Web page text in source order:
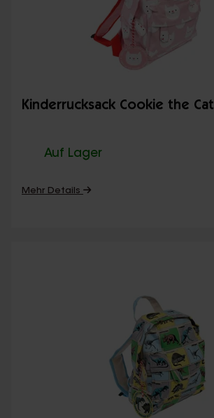
Kinderrucksack Cookie the Cat
Auf Lager
Mehr Details